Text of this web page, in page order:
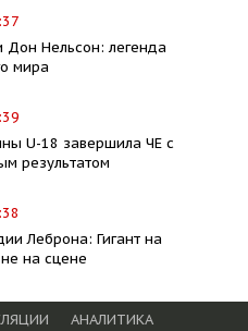
Нельсон: легенда
мира
U-18 завершила ЧЕ с
результатом
Леброна: Гигант на
на сцене
АНАЛИТИКА